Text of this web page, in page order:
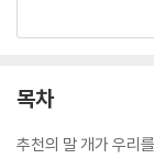
적 삶을 파헤친다.
필요로 하는지 알려
강하고 보람 있게 만
목차
추천의 말 개가 우리